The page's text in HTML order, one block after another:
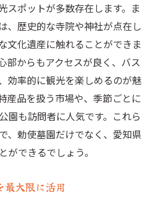
スポットが多数存在します。ま
、歴史的な寺院や神社が点在し
文化遺産に触れることができま
部からもアクセスが良く、バス
効率的に観光を楽しめるのが魅
産品を扱う市場や、季節ごとに
園も訪問者に人気です。これら
、勅使墓園だけでなく、愛知県
ができるでしょう。
最大限に活用